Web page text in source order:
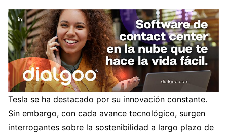
Tesla se ha destacado por su innovación constante.
Sin embargo, con cada avance tecnológico, surgen
interrogantes sobre la sostenibilidad a largo plazo de